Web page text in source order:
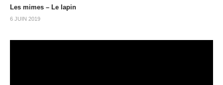
Les mimes – Le lapin
6 JUIN 2019